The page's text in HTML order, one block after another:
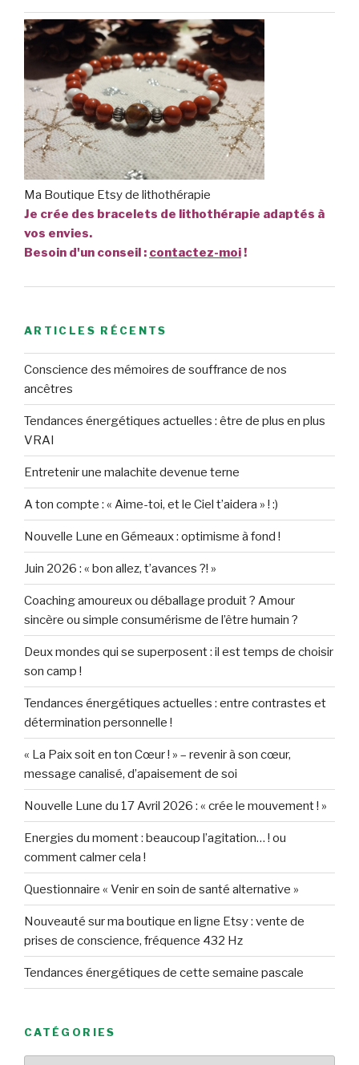
Ma Boutique Etsy de lithothérapie
Je crée des bracelets de lithothérapie adaptés à
vos envies.
Besoin d'un conseil : contactez-moi!
ARTICLES RÉCENTS
Conscience des mémoires de souffrance de nos
ancêtres
Tendances énergétiques actuelles : être de plus en plus
VRAI
Entretenir une malachite devenue terne
A ton compte : « Aime-toi, et le Ciel t’aidera » ! :)
Nouvelle Lune en Gémeaux : optimisme à fond !
Juin 2026 : « bon allez, t’avances ?! »
Coaching amoureux ou déballage produit ? Amour
sincère ou simple consumérisme de l’être humain ?
Deux mondes qui se superposent : il est temps de choisir
son camp !
Tendances énergétiques actuelles : entre contrastes et
détermination personnelle !
« La Paix soit en ton Cœur ! » – revenir à son cœur,
message canalisé, d’apaisement de soi
Nouvelle Lune du 17 Avril 2026 : « crée le mouvement ! »
Energies du moment : beaucoup l’agitation… ! ou
comment calmer cela !
Questionnaire « Venir en soin de santé alternative »
Nouveauté sur ma boutique en ligne Etsy : vente de
prises de conscience, fréquence 432 Hz
Tendances énergétiques de cette semaine pascale
CATÉGORIES